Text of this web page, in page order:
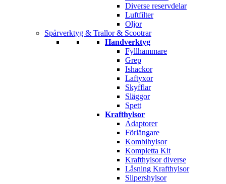
Diverse reservdelar
Luftfilter
Oljor
Spårverktyg & Trallor & Scootrar
Handverktyg
Fyllhammare
Grep
Ishackor
Laftyxor
Skyfflar
Släggor
Spett
Krafthylsor
Adaptorer
Förlängare
Kombihylsor
Kompletta Kit
Krafthylsor diverse
Låsning Krafthylsor
Slipershylsor